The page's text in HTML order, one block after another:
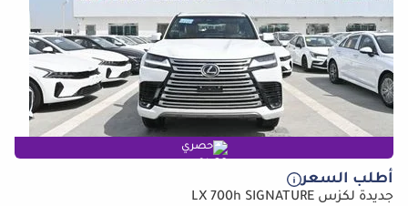
حصري
أطلب السعر
جديدة لكزس LX 700h SIGNATURE